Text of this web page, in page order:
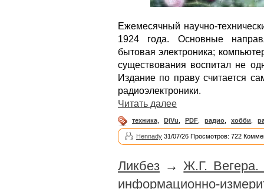
Ежемесячный научно-
1924 года. Основные
бытовая электроника;
существования воспитал не
Издание по праву считается
радиоэлектроники.
Читать далее
техника DjVu PDF радио хобби
Hennady 31/07/26 Просмотров: 722
Ликбез →Ж.Г. Вегера.
информационно-